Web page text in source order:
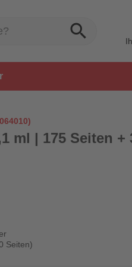
search
ml | 175 Seiten +
Seiten)